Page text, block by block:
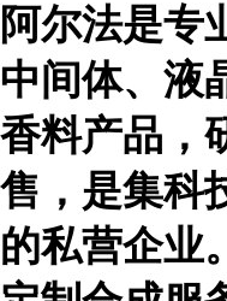
阿尔法是专
中间体、液
香料产品，
售，是集科
的私营企业